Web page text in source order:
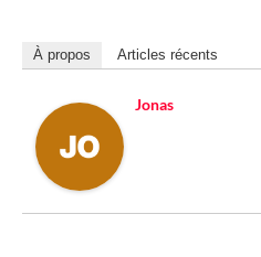
À propos Articles récents
Jonas